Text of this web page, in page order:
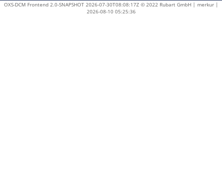
OXS-DCM Frontend 2.0-SNAPSHOT 2026-07-30T08:08:17Z © 2022 Rubart GmbH | merkur |
2026-08-10 05:25:36